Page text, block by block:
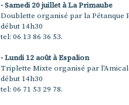
- Samedi 20 juillet à La Primaube
Doublette organisé par la Pétanque
début 14h30
tel: 06 13 86 36 53.
- Lundi 12 août à Espalion
Triplette Mixte organisé par
début 14h30
tel: 06 71 53 29 78.